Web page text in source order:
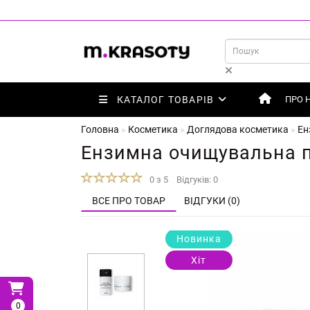
0
КАТАЛОГ ТОВАРІВ ПРО
Головна Косметика Доглядова косметика
Ензимна очищувальна
0 з 5 Відгуків: 0
ВСЕ ПРО ТОВАР ВІДГУКИ (0)
Новинка
Хіт